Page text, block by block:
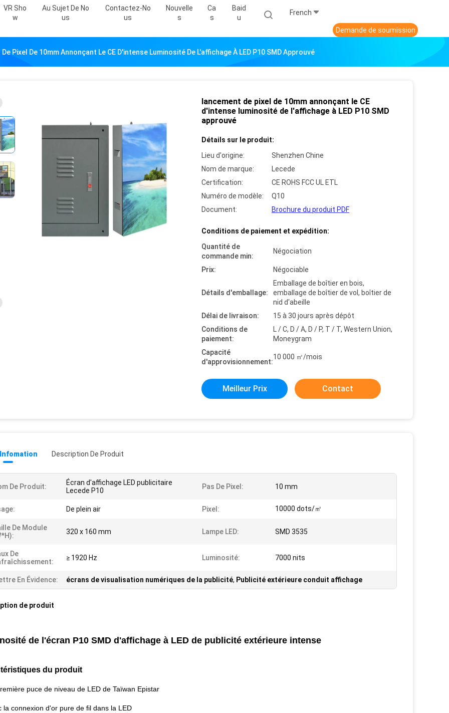
VR Sho
W
Au Sujet De No
Us
Contactez-No
Us
Nouvelle
S
Ca
S
Baid
U
French
Demande de soumission
Pixel De 10mm Annonçant Le CE D'intense Luminosité De L'affichage À LED P10 SMD Approuvé
lancement de pixel de 10mm annonçant le CE
d'intense luminosité de l'affichage à LED P10 SMD
approuvé
Détails sur le produit:
Lieu d'origine:
Shenzhen Chine
Nom de marque:
Lecede
Certification:
CE ROHS FCC UL ETL
Numéro de modèle:
Q10
Document:
Brochure du produit PDF
Conditions de paiement et expédition:
Quantité de
commande min:
Négociation
Prix: Négociable
Détails d'emballage:
Emballage de boîtier en bois,
emballage de boîtier de vol, boîtier de
nid d'abeille
Délai de livraison:
15 à 30 jours après dépôt
Conditions de
paiement:
L / C, D / A, D / P, T / T, Western Union,
Moneygram
Capacité
d'approvisionnement:
10 000 ㎡/mois
Meilleur Prix Contact
Description De Produit
De Produit:
Écran d'affichage LED publicitaire
Lecede P10
Pas De Pixel: 10 mm
De plein air Pixel: 10000 dots/㎡
De Module
320 x 160 mm Lampe LED: SMD 3535
De
≥ 1920 Hz Luminosité: 7000 nits
En Évidence: écrans de visualisation numériques de la publicité, Publicité extérieure conduit affichage
de produit
de l'écran P10 SMD d'affichage à LED de publicité extérieure intense
du produit
puce de niveau de LED de Taïwan Epistar
la connexion d'or pure de fil dans la LED